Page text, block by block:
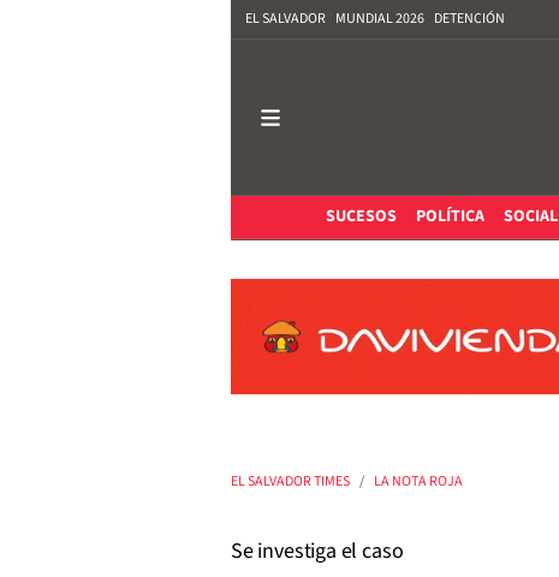
EL SALVADOR MUNDIAL 2026 DETENCIÓN
SUCESOS
POLÍTICA SOCIAL
EL SALVADOR TIMES LA NOTA ROJA
Se investiga el caso